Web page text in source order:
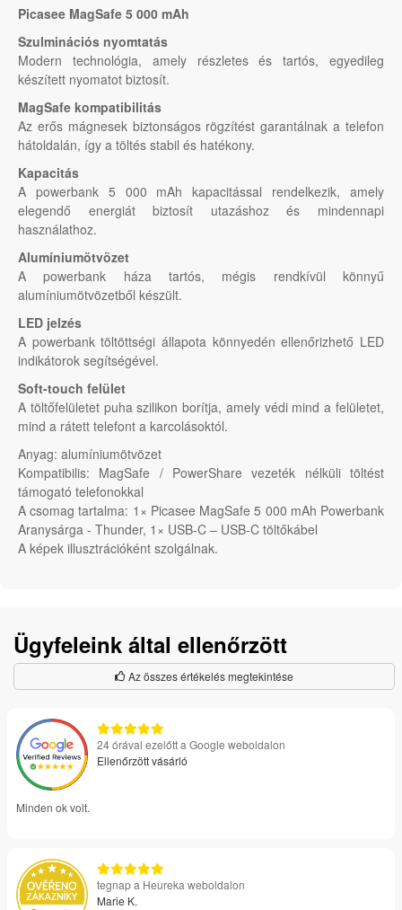
Picasee MagSafe 5 000 mAh
Szulminációs nyomtatás
Modern technológia, amely részletes és tartós, egyedileg
készített nyomatot biztosít.
MagSafe kompatibilitás
Az erős mágnesek biztonságos rögzítést garantálnak a telefon
hátoldalán, így a töltés stabil és hatékony.
Kapacitás
A powerbank 5 000 mAh kapacitással rendelkezik, amely
elegendő energiát biztosít utazáshoz és mindennapi
használathoz.
Alumíniumötvözet
A powerbank háza tartós, mégis rendkívül könnyű
alumíniumötvözetből készült.
LED jelzés
A powerbank töltöttségi állapota könnyedén ellenőrizhető LED
indikátorok segítségével.
Soft-touch felület
A töltőfelületet puha szilikon borítja, amely védi mind a felületet,
mind a rátett telefont a karcolásoktól.
Anyag: alumíniumötvözet
Kompatibilis: MagSafe / PowerShare vezeték nélküli töltést
támogató telefonokkal
A csomag tartalma: 1× Picasee MagSafe 5 000 mAh Powerbank
Aranysárga - Thunder, 1× USB-C – USB-C töltőkábel
A képek illusztrációként szolgálnak.
Ügyfeleink által ellenőrzött
Az összes értékelés megtekintése
24 órával ezelőtt a Google weboldalon
Ellenőrzött vásárló
Minden ok volt.
tegnap a Heureka weboldalon
Marie K.